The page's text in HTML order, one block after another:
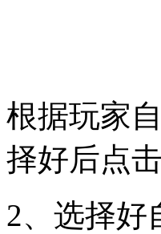
根据玩家
择好后点
2、选择好